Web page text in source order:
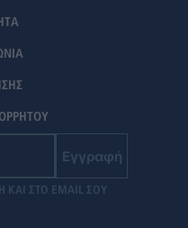
Εγγραφή
ΣΤΟ EMAIL ΣΟΥ